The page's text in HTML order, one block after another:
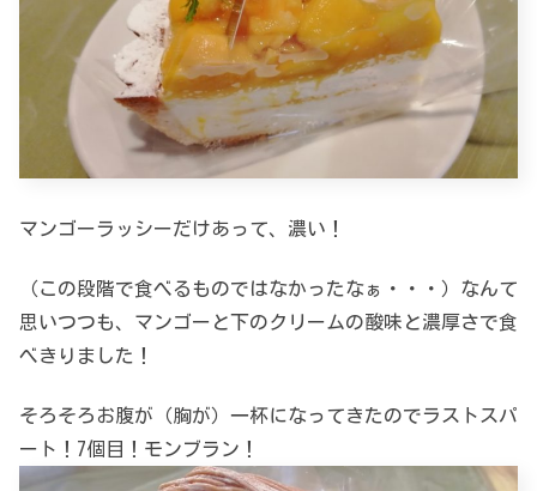
マンゴーラッシーだけあって、濃い！
（この段階で食べるものではなかったなぁ・・・）なんて
思いつつも、マンゴーと下のクリームの酸味と濃厚さで食
べきりました！
そろそろお腹が（胸が）一杯になってきたのでラストスパ
ート！7個目！モンブラン！